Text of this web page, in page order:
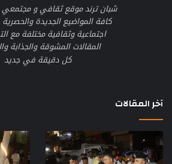
شبان ترند موقع ثقافي و
كافة المواضيع الجديدة
اجتماعية وثقافية مختلفة مع
المقالات المشوقة والجذابة
كل دقيقة في جديد
آخر المقالات